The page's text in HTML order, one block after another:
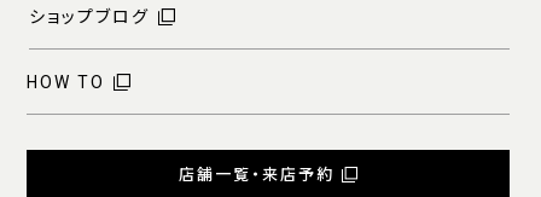
ショップブログ
HOW TO
店舗一覧・来店予約